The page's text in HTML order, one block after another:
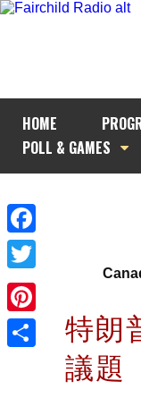
HOME
POLL & GAMES
Facebook
Twitter
Pinterest
特朗
議題